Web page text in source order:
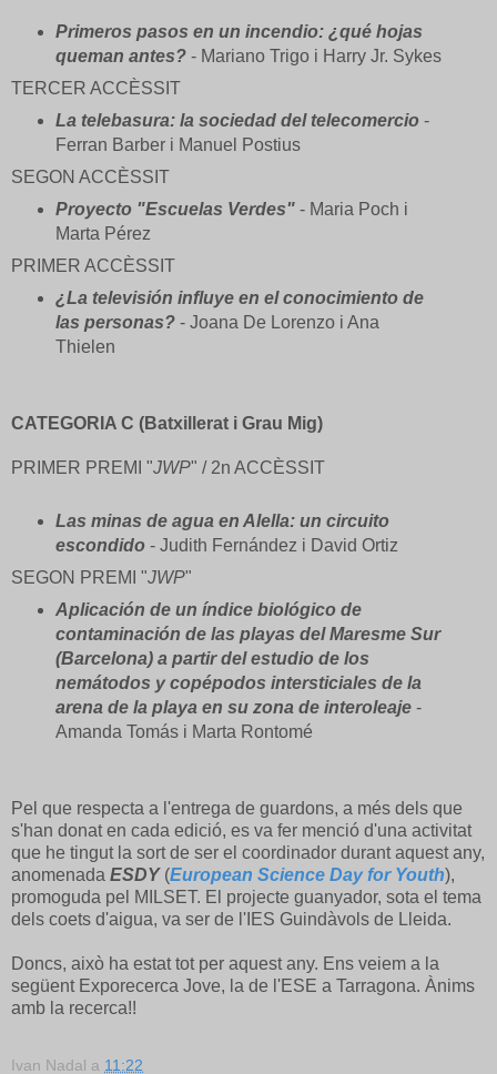
Primeros pasos en un incendio: ¿qué hojas
queman antes?- Mariano Trigo i Harry Jr. Sykes
TERCER ACCÈSSIT
La telebasura: la sociedad del telecomercio-
Ferran Barber i Manuel Postius
SEGON ACCÈSSIT
Proyecto "Escuelas Verdes"- Maria Poch i
Marta Pérez
PRIMER ACCÈSSIT
¿La televisión influye en el conocimiento de
las personas?- Joana De Lorenzo i Ana
Thielen
CATEGORIA C (Batxillerat i Grau Mig)
PRIMER PREMI "JWP" / 2n ACCÈSSIT
Las minas de agua en Alella: un circuito
escondido- Judith Fernández i David Ortiz
SEGON PREMI "JWP"
Aplicación de un índice biológico de
contaminación de las playas del Maresme Sur
(Barcelona) a partir del estudio de los
nemátodos y copépodos intersticiales de la
arena de la playa en su zona de interoleaje-
Amanda Tomás i Marta Rontomé
Pel que respecta a l'entrega de guardons, a més dels que
s'han donat en cada edició, es va fer menció d'una activitat
que he tingut la sort de ser el coordinador durant aquest any,
anomenada ESDY(European Science Day for Youth),
promoguda pel MILSET. El projecte guanyador, sota el tema
dels coets d'aigua, va ser de l'IES Guindàvols de Lleida.
Doncs, això ha estat tot per aquest any. Ens veiem a la
següent Exporecerca Jove, la de l'ESE a Tarragona. Ànims
amb la recerca!!
Ivan Nadal a 11:22